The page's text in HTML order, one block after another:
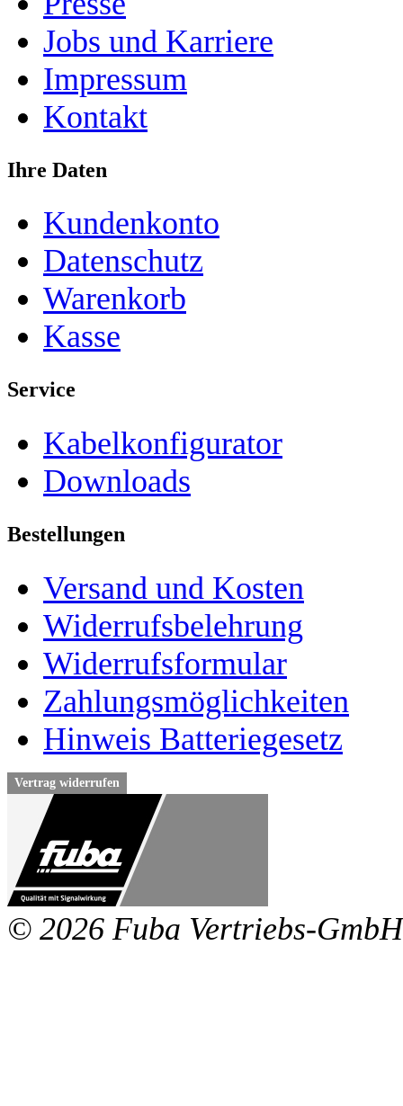
Jobs und Karriere
Impressum
Kontakt
Ihre Daten
Kundenkonto
Datenschutz
Warenkorb
Kasse
Service
Kabelkonfigurator
Downloads
Bestellungen
Versand und Kosten
Widerrufsbelehrung
Widerrufsformular
Zahlungsmöglichkeiten
Hinweis Batteriegesetz
Vertrag widerrufen
© 2026 Fuba Vertriebs-GmbH